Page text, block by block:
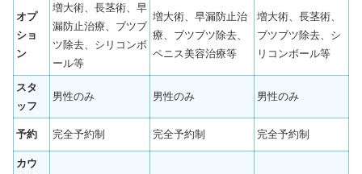
オプ
ショ
ン
増大術、長茎術、早
漏防止治療、ブツブ
ツ除去、シリコンボ
ール等
増大術、早漏防止治
療、ブツブツ除去、
ペニス美容治療等
増大術、長茎術、
ブツブツ除去、シ
リコンボール等
スタ
ッフ
男性のみ 男性のみ 男性のみ
予約 完全予約制 完全予約制 完全予約制
カウ